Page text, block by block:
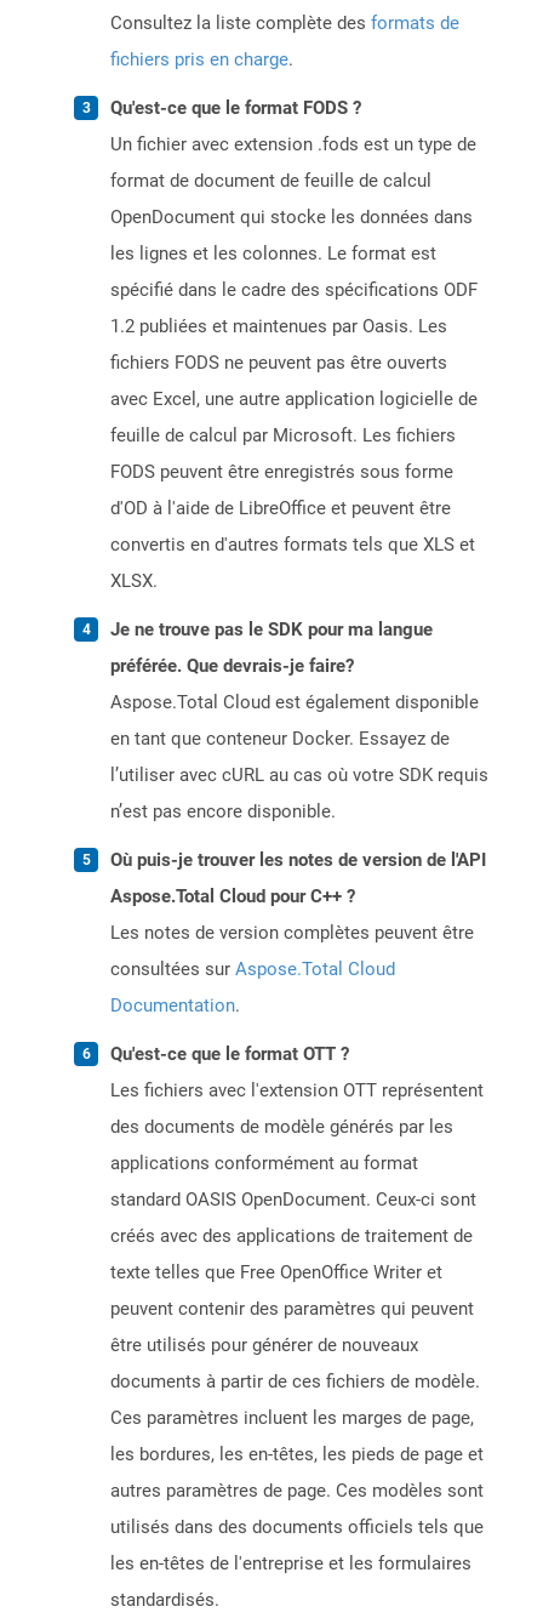
Consultez la liste complète des formats de
fichiers pris en charge.
Qu'est-ce que le format FODS ?
Un fichier avec extension .fods est un type de
format de document de feuille de calcul
OpenDocument qui stocke les données dans
les lignes et les colonnes. Le format est
spécifié dans le cadre des spécifications ODF
1.2 publiées et maintenues par Oasis. Les
fichiers FODS ne peuvent pas être ouverts
avec Excel, une autre application logicielle de
feuille de calcul par Microsoft. Les fichiers
FODS peuvent être enregistrés sous forme
d'OD à l'aide de LibreOffice et peuvent être
convertis en d'autres formats tels que XLS et
XLSX.
Je ne trouve pas le SDK pour ma langue
préférée. Que devrais-je faire?
Aspose.Total Cloud est également disponible
en tant que conteneur Docker. Essayez de
l’utiliser avec cURL au cas où votre SDK requis
n’est pas encore disponible.
Où puis-je trouver les notes de version de l'API
Aspose.Total Cloud pour C++ ?
Les notes de version complètes peuvent être
consultées sur Aspose.Total Cloud
Documentation.
Qu'est-ce que le format OTT ?
Les fichiers avec l'extension OTT représentent
des documents de modèle générés par les
applications conformément au format
standard OASIS OpenDocument. Ceux-ci sont
créés avec des applications de traitement de
texte telles que Free OpenOffice Writer et
peuvent contenir des paramètres qui peuvent
être utilisés pour générer de nouveaux
documents à partir de ces fichiers de modèle.
Ces paramètres incluent les marges de page,
les bordures, les en-têtes, les pieds de page et
autres paramètres de page. Ces modèles sont
utilisés dans des documents officiels tels que
les en-têtes de l'entreprise et les formulaires
standardisés.